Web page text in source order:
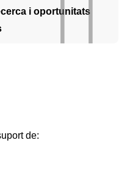
i oportunitats
de: